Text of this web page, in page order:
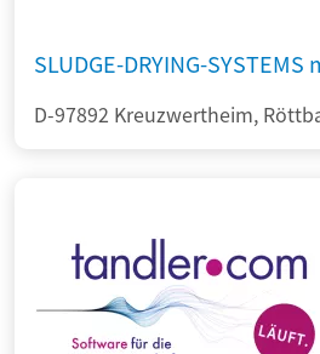
SLUDGE-DRYING-
D-97892 Kreuzwertheim,